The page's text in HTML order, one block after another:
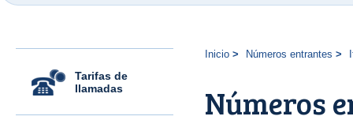
Tarifas de
llamadas
Inicio Números entrantes
Números